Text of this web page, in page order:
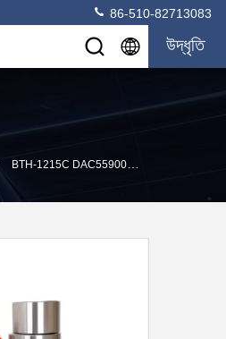
86-510-82713083
উদ্ধৃতি
BTH-1215C DAC55900054 51745702 3326.71 সিট্রোয়েন ফিয়াট / পেজোটের জন্য কোয়ারেড রোলার লেয়ার চাকা লেয়ার